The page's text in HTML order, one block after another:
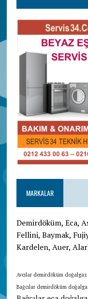
MARKALAR
Demirdöküm, Eca,
Fellini, Baymak,
Kardelen, Auer,
Avcılar demirdöküm doğalgaz
Bağcılar demirdöküm